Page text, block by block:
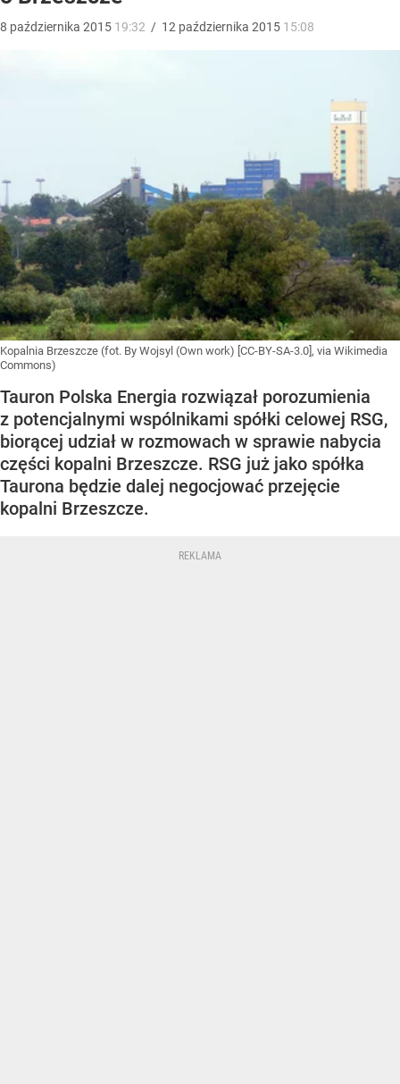
8 października 2015 19:32 / 12 października 2015 15:08
Kopalnia Brzeszcze (fot. By Wojsyl (Own work) [CC-BY-SA-3.0], via Wikimedia
Commons)
Tauron Polska Energia rozwiązał porozumienia
z potencjalnymi wspólnikami spółki celowej RSG,
biorącej udział w rozmowach w sprawie nabycia
części kopalni Brzeszcze. RSG już jako spółka
Taurona będzie dalej negocjować przejęcie
kopalni Brzeszcze.